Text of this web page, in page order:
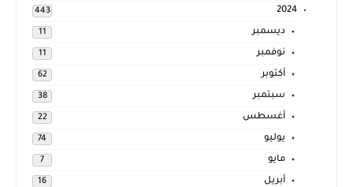
2024
443
ديسمبر 11
نوفمبر 11
أكتوبر 62
سبتمبر 38
أغسطس 22
يوليو 74
مايو 7
أبريل 16